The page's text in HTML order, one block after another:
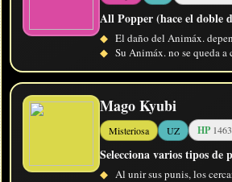
All Popper (hace el doble
◆ El daño del Animáx.
◆ Su Animáx. no se queda
Mago Kyubi
Misteriosa UZ HP
Selecciona varios tipos de
◆ Al unir sus punis, los